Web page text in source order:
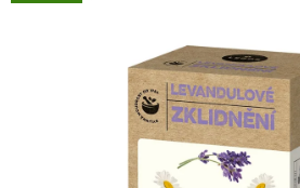
hvězdiček.